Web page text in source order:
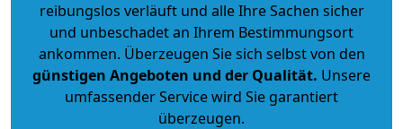
reibungslos verläuft und alle Ihre Sachen sicher
und unbeschadet an Ihrem Bestimmungsort
ankommen. Überzeugen Sie sich selbst von den
günstigen Angeboten und der Qualität. Unsere
umfassender Service wird Sie garantiert
überzeugen.